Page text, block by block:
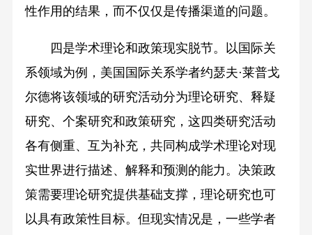
性作用的结果，而不仅仅是传播渠道的问题。
四是学术理论和政策现实脱节。以国际关
系领域为例，美国国际关系学者约瑟夫·莱普戈
尔德将该领域的研究活动分为理论研究、释疑
研究、个案研究和政策研究，这四类研究活动
各有侧重、互为补充，共同构成学术理论对现
实世界进行描述、解释和预测的能力。决策政
策需要理论研究提供基础支撑，理论研究也可
以具有政策性目标。但现实情况是，一些学者